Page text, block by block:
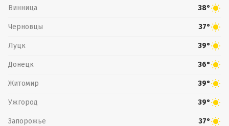
Винница 38°
Черновцы 37°
Луцк 39°
Донецк 36°
Житомир 39°
Ужгород 39°
Запорожье 37°